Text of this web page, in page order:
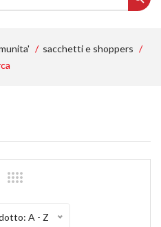
sacchetti e shoppers
A - Z